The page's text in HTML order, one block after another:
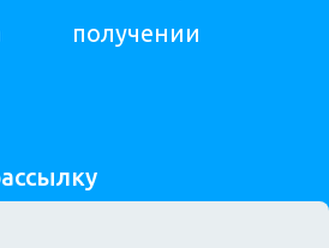
получении